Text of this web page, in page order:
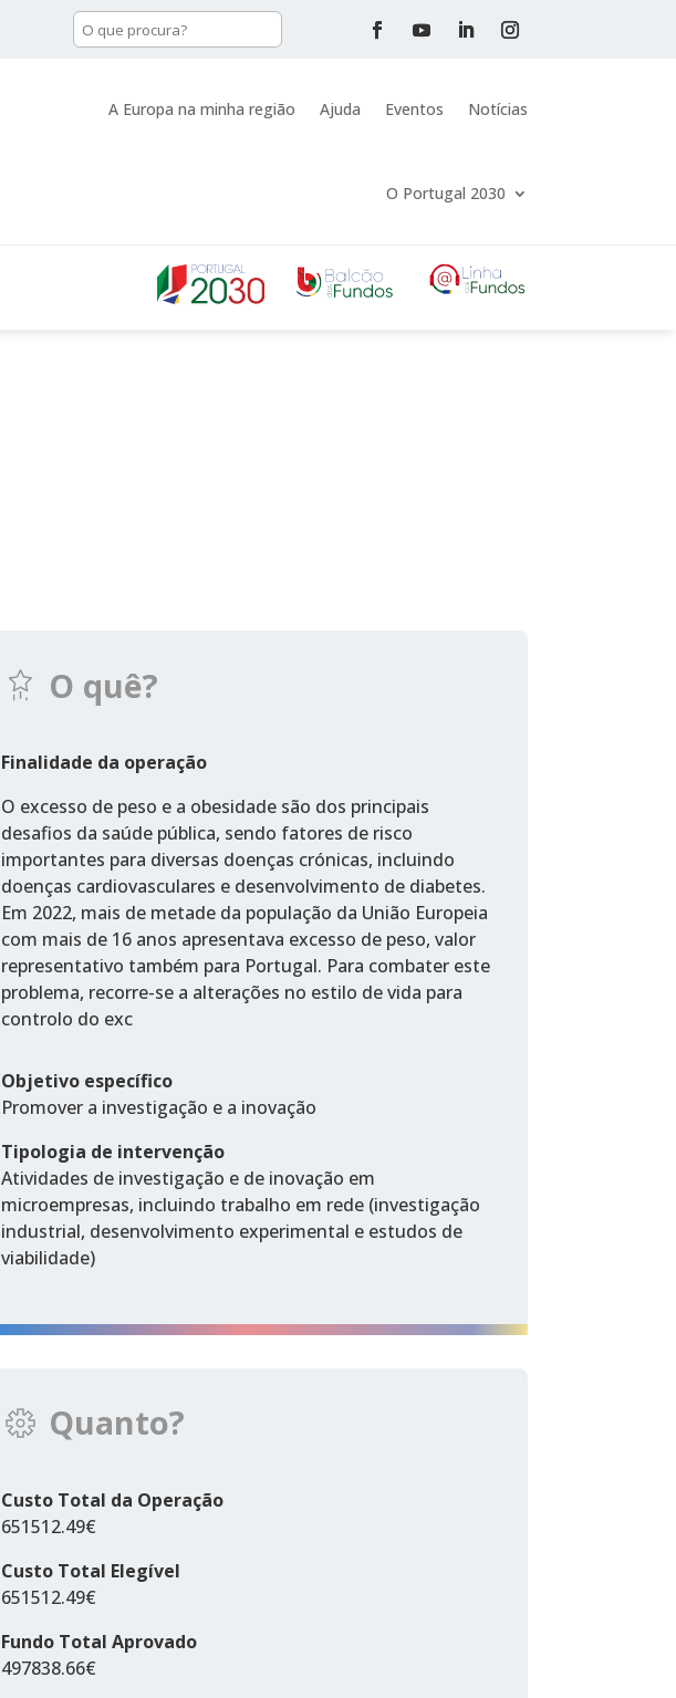
A Europa na minha região Ajuda Eventos Notícias
O Portugal 2030
O quê?
Finalidade da operação
O excesso de peso e a obesidade são dos principais
desafios da saúde pública, sendo fatores de risco
importantes para diversas doenças crónicas, incluindo
doenças cardiovasculares e desenvolvimento de diabetes.
Em 2022, mais de metade da população da União Europeia
com mais de 16 anos apresentava excesso de peso, valor
representativo também para Portugal. Para combater este
problema, recorre-se a alterações no estilo de vida para
controlo do exc
Objetivo específico
Promover a investigação e a inovação
Tipologia de intervenção
Atividades de investigação e de inovação em
microempresas, incluindo trabalho em rede (investigação
industrial, desenvolvimento experimental e estudos de
viabilidade)
Quanto?
Custo Total da Operação
651512.49€
Custo Total Elegível
651512.49€
Fundo Total Aprovado
497838.66€